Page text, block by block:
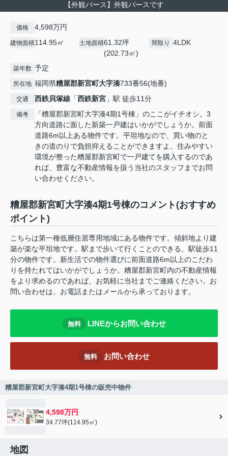
【外観パース】外観パースです
価格 4,598万円
建物面積114.95㎡ 土地面積61.32坪
(202.73㎡)
間取り 4LDK
築年数 予定
所在地 福岡県糟屋郡新宮町大字湊733番56(地番)
交通 西鉄貝塚線 「西鉄新宮 」駅 徒歩11分
備考
「糟屋郡新宮町大字湊4期1号棟」のここがイチオシ。3
方向道路に面した新築一戸建はいかがでしょうか。前面
道路6m以上ある物件です。平坦地なので、買い物のと
きの道のりで負担抑えることができますよ。住みやすい
環境が整った糟屋郡新宮町で一戸建てを購入するのであ
れば、豊富な不動産情報を扱う当社のスタッフまでお問
い合わせください。
糟屋郡新宮町大字湊4期1号棟のコメント(おすすめ
ポイント)
こちらは第一種低層住居専用地域にある物件です。傾斜地より建
築が楽な平坦地です。駅まで歩いて行くことのできる、駅徒歩11
分の物件です。新生活での物件選びに前面道路6m以上のこだわ
りを持たれてはいかがでしょうか。糟屋郡新宮町内の不動産情報
をより求めるのであれば、お気軽に当社までご連絡ください。お
問い合わせは、お電話またはメールから承っております。
無料 LINEからお問い合わせ
無料 お問い合わせ
糟屋郡新宮町大字湊4期1号棟の販売中物件
4,598万円
34.77坪(114.95㎡)
地図